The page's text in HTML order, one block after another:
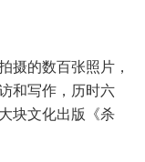
摄的数百张照片，
和写作，历时六
块文化出版《杀